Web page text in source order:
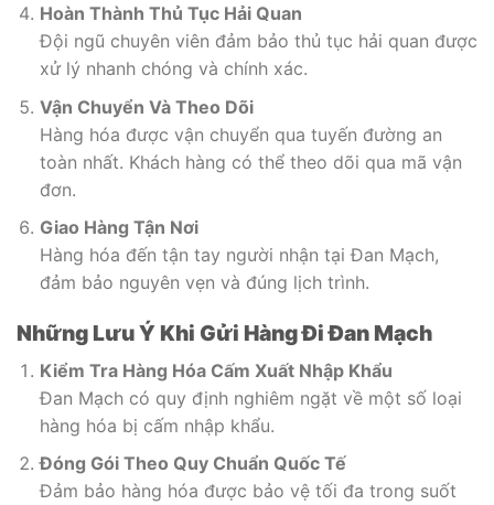
Hoàn Thành Thủ Tục Hải Quan
Đội ngũ chuyên viên đảm bảo thủ tục hải quan được
xử lý nhanh chóng và chính xác.
Vận Chuyển Và Theo Dõi
Hàng hóa được vận chuyển qua tuyến đường an
toàn nhất. Khách hàng có thể theo dõi qua mã vận
đơn.
Giao Hàng Tận Nơi
Hàng hóa đến tận tay người nhận tại Đan Mạch,
đảm bảo nguyên vẹn và đúng lịch trình.
Những Lưu Ý Khi Gửi Hàng Đi Đan Mạch
Kiểm Tra Hàng Hóa Cấm Xuất Nhập Khẩu
Đan Mạch có quy định nghiêm ngặt về một số loại
hàng hóa bị cấm nhập khẩu.
Đóng Gói Theo Quy Chuẩn Quốc Tế
Đảm bảo hàng hóa được bảo vệ tối đa trong suốt